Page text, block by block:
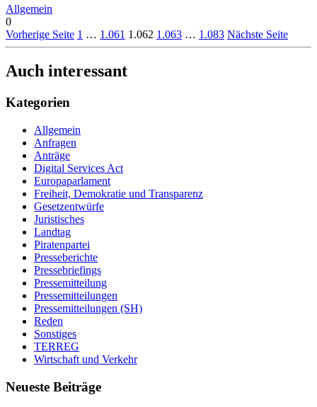
Allgemein
0
Vorherige Seite 1 … 1.061 1.062 1.063 … 1.083 Nächste Seite
Auch interessant
Kategorien
Allgemein
Anfragen
Anträge
Digital Services Act
Europaparlament
Freiheit, Demokratie und Transparenz
Gesetzentwürfe
Juristisches
Landtag
Piratenpartei
Presseberichte
Pressebriefings
Pressemitteilung
Pressemitteilungen
Pressemitteilungen (SH)
Reden
Sonstiges
TERREG
Wirtschaft und Verkehr
Neueste Beiträge